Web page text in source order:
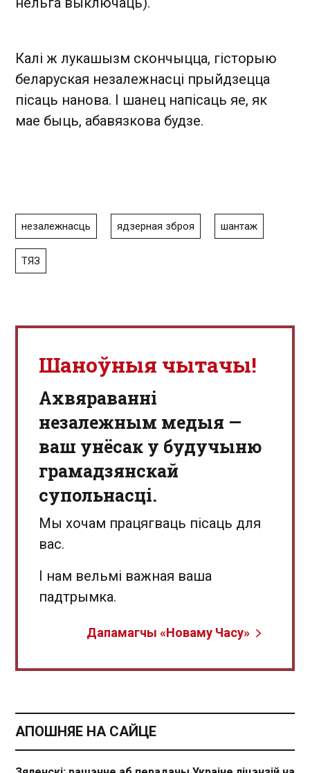
Калі ж лукашызм скончыцца, гісторыю
беларуская незалежнасці прыйдзецца
пісаць нанова. І шанец напісаць яе, як
мае быць, абавязкова будзе.
незалежнасць ядзерная зброя шантаж
ТЯЗ
Шаноўныя чытачы!
Aхвяраванні
незалежным медыя —
ваш унёсак у будучыню
грамадзянскай
супольнасці.
Мы хочам працягваць пісаць для
вас.
І нам вельмі важная ваша
падтрымка.
Дапамагчы «Новаму Часу»
АПОШНЯЕ НА САЙЦЕ